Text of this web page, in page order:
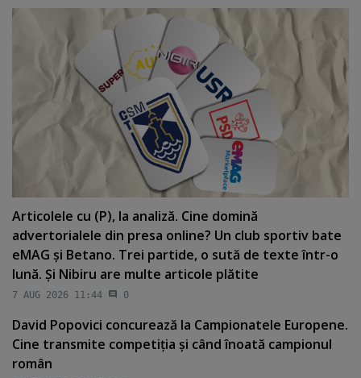
Articolele cu (P), la analiză. Cine domină
advertorialele din presa online? Un club sportiv bate
eMAG şi Betano. Trei partide, o sută de texte într-o
lună. Şi Nibiru are multe articole plătite
7 AUG 2026 11:44 0
David Popovici concurează la Campionatele Europene.
Cine transmite competiţia şi când înoată campionul
român